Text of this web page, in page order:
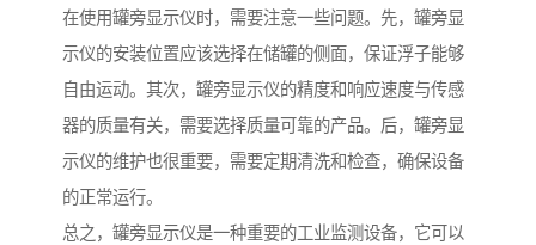
在使用罐旁显示仪时，需要注意一些问题。先，罐旁显
示仪的安装位置应该选择在储罐的侧面，保证浮子能够
自由运动。其次，罐旁显示仪的精度和响应速度与传感
器的质量有关，需要选择质量可靠的产品。后，罐旁显
示仪的维护也很重要，需要定期清洗和检查，确保设备
的正常运行。
总之，罐旁显示仪是一种重要的工业监测设备，它可以